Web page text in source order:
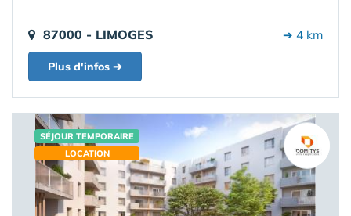
87000 - LIMOGES ➔ 4 km
Plus d'infos ➔
SÉJOUR TEMPORAIRE
LOCATION